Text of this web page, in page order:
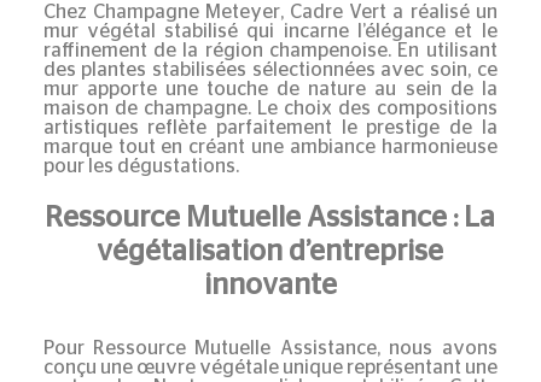
Chez Champagne Meteyer, Cadre Vert a réalisé un
mur végétal stabiliséqui incarne l’élégance et le
raffinement de la région champenoise. En utilisant
des plantes stabilisées sélectionnées avec soin, ce
mur apporte une touche de nature au sein de la
maison de champagne. Le choix des compositions
artistiques reflète parfaitement le prestige de la
marque tout en créant une ambiance harmonieuse
pour les dégustations.
Ressource Mutuelle Assistance : La
végétalisation d’entreprise
innovante
Pour Ressource Mutuelle Assistance, nous avons
conçu une œuvre végétale unique représentant une